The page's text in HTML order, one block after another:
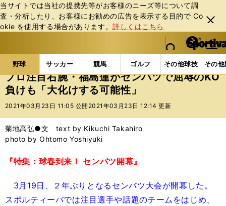
当サイトでは当社の提携先等がお客様のニーズ等について調
査・分析したり、お客様にお勧めの広告を表⽰する⽬的で Co
okie を使⽤する場合があります。詳しくはこちら
閉じ
る
web Sportiva (webスポルティーバ)
検索
マイペ
ー
ジ
メニュ
野球 サッカー 競馬 ゴルフ その他球技 その
b
ス
ポ
ル
バ
野球の記事一覧 高校野球他 プロ注目右腕・福島蓮
プロ注目右腕・福島蓮がセンバツで屈辱のKO
負けも「大化けする可能性」
2021年03月23日 11:05 公開 2021年03月23日 12:14 更新
菊地高弘●文 text by Kikuchi Takahiro
photo by Ohtomo Yoshiyuki
『特集：球春到来！ センバツ開幕』
3月19日、２年ぶりとなるセンバツ大会が開幕した。
スポルティーバでは注目選手や話題のチームをはじめ、